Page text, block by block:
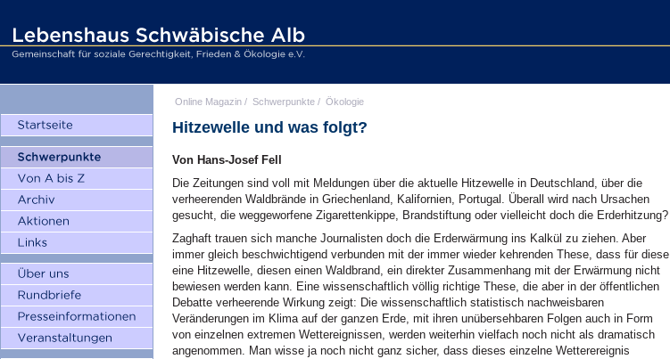
Online Magazin / Schwerpunkte / Ökologie
Hitzewelle und was folgt?
Von Hans-Josef Fell
Die Zeitungen sind voll mit Meldungen über die aktuelle Hitzewelle in Deutschland, über die
verheerenden Waldbrände in Griechenland, Kalifornien, Portugal. Überall wird nach Ursachen
gesucht, die weggeworfene Zigarettenkippe, Brandstiftung oder vielleicht doch die Erderhitzung?
Zaghaft trauen sich manche Journalisten doch die Erderwärmung ins Kalkül zu ziehen. Aber
immer gleich beschwichtigend verbunden mit der immer wieder kehrenden These, dass für diese
eine Hitzewelle, diesen einen Waldbrand, ein direkter Zusammenhang mit der Erwärmung nicht
bewiesen werden kann. Eine wissenschaftlich völlig richtige These, die aber in der öffentlichen
Debatte verheerende Wirkung zeigt: Die wissenschaftlich statistisch nachweisbaren
Veränderungen im Klima auf der ganzen Erde, mit ihren unübersehbaren Folgen auch in Form
von einzelnen extremen Wettereignissen, werden weiterhin vielfach noch nicht als dramatisch
angenommen. Man wisse ja noch nicht ganz sicher, dass dieses einzelne Wetterereignis